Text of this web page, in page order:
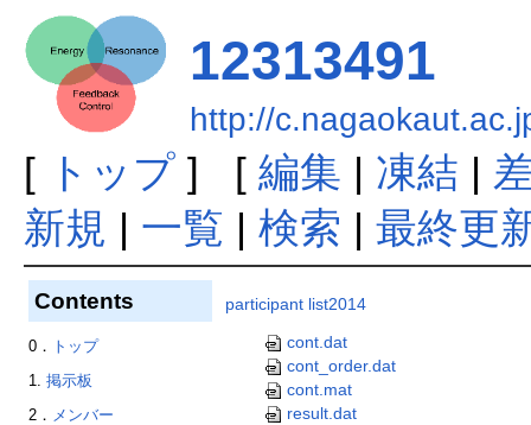
12313491
http://
[ トップ] [ 編集 | 凍結 |
新規 | 一覧 | 検索 | 最終更
participant list2014
cont.dat
cont_order.dat
cont.mat
result.dat
Contents
0． トップ
1. 掲示板
2． メンバー